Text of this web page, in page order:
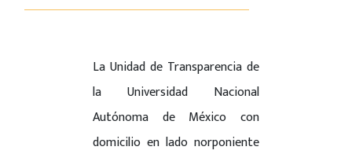
La Unidad de Transparencia de
la Universidad Nacional
Autónoma de México con
domicilio en lado norponiente